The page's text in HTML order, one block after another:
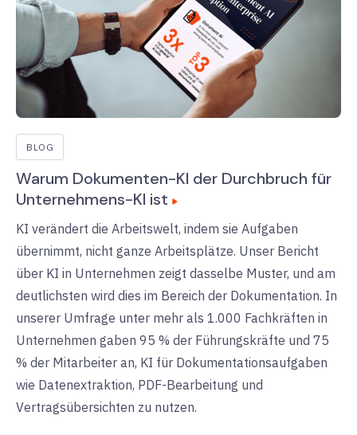
BLOG
Warum Dokumenten-KI der Durchbruch für
Unternehmens-KI ist
KI verändert die Arbeitswelt, indem sie Aufgaben
übernimmt, nicht ganze Arbeitsplätze. Unser Bericht
über KI in Unternehmen zeigt dasselbe Muster, und am
deutlichsten wird dies im Bereich der Dokumentation. In
unserer Umfrage unter mehr als 1.000 Fachkräften in
Unternehmen gaben 95 % der Führungskräfte und 75
% der Mitarbeiter an, KI für Dokumentationsaufgaben
wie Datenextraktion, PDF-Bearbeitung und
Vertragsübersichten zu nutzen.